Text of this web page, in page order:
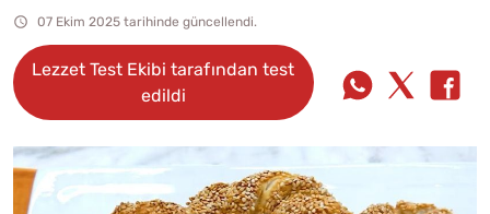
07 Ekim 2025 tarihinde güncellendi.
Lezzet Test Ekibi tarafından test
edildi